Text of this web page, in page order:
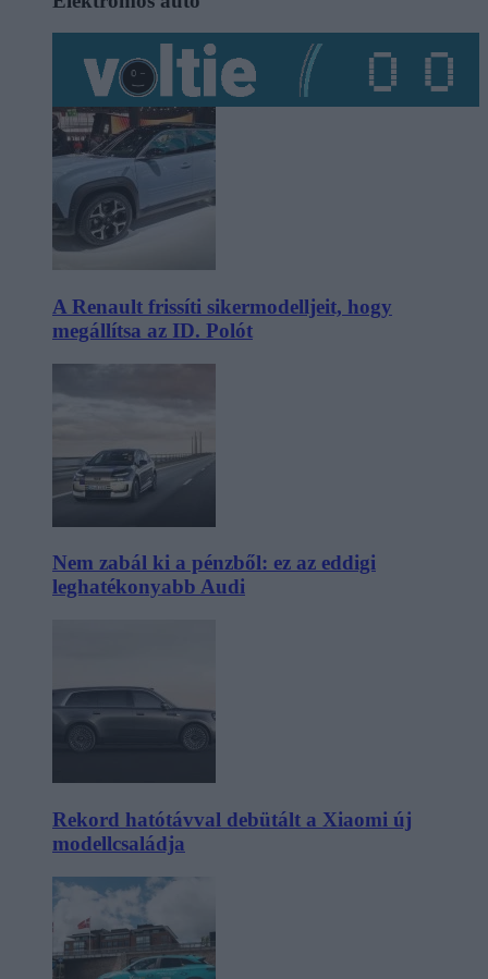
A Renault frissíti sikermodelljeit, hogy
megállítsa az ID. Polót
Nem zabál ki a pénzből: ez az eddigi
leghatékonyabb Audi
Rekord hatótávval debütált a Xiaomi új
modellcsaládja